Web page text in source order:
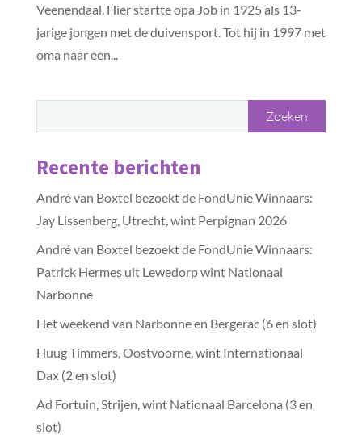
Veenendaal. Hier startte opa Job in 1925 als 13-
jarige jongen met de duivensport. Tot hij in 1997 met
oma naar een...
Recente berichten
André van Boxtel bezoekt de FondUnie Winnaars:
Jay Lissenberg, Utrecht, wint Perpignan 2026
André van Boxtel bezoekt de FondUnie Winnaars:
Patrick Hermes uit Lewedorp wint Nationaal
Narbonne
Het weekend van Narbonne en Bergerac (6 en slot)
Huug Timmers, Oostvoorne, wint Internationaal
Dax (2 en slot)
Ad Fortuin, Strijen, wint Nationaal Barcelona (3 en
slot)